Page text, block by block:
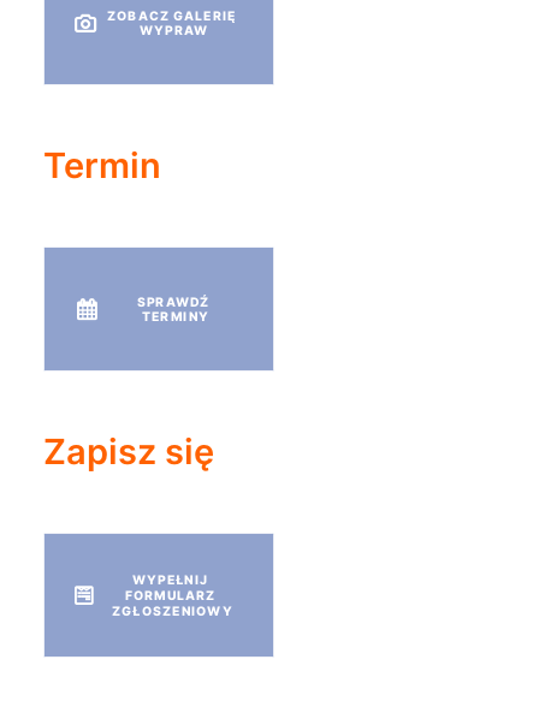
ZOBACZ GALERIĘ
WYPRAW
Termin
SPRAWDŹ
TERMINY
Zapisz się
WYPEŁNIJ
FORMULARZ
ZGŁOSZENIOWY